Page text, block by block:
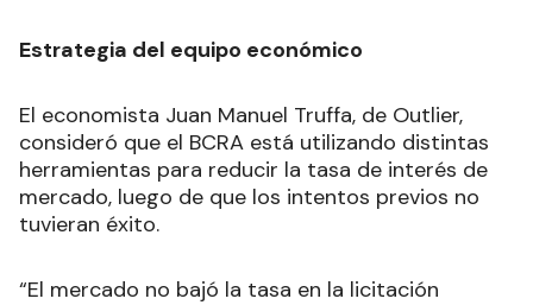
Estrategia del equipo económico
El economista Juan Manuel Truffa, de Outlier,
consideró que el BCRA está utilizando distintas
herramientas para reducir la tasa de interés de
mercado, luego de que los intentos previos no
tuvieran éxito.
“El mercado no bajó la tasa en la licitación